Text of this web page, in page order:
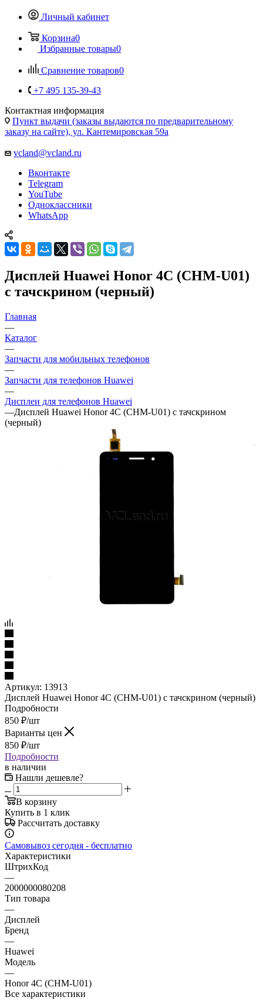
Личный кабинет
Корзина0
Избранные товары0
Сравнение товаров0
+7 495 135-39-43
Контактная информация
Пункт выдачи (заказы выдаются по предварительному
заказу на сайте), ул. Кантемировская 59а
vcland@vcland.ru
Вконтакте
Telegram
YouTube
Одноклассники
WhatsApp
Дисплей Huawei Honor 4C (CHM-U01)
c тачскрином (черный)
Главная
—
Каталог
—
Запчасти для мобильных телефонов
—
Запчасти для телефонов Huawei
—
Дисплеи для телефонов Huawei
—Дисплей Huawei Honor 4C (CHM-U01) c тачскрином
(черный)
Артикул: 13913
Дисплей Huawei Honor 4C (CHM-U01) c тачскрином (черный)
Подробности
850 ₽/шт
Варианты цен
850 ₽/шт
Подробности
в наличии
Нашли дешевле?
В корзину
Купить в 1 клик
Рассчитать доставку
Самовывоз сегодня - бесплатно
Характеристики
ШтрихКод
—
2000000080208
Тип товара
—
Дисплей
Бренд
—
Huawei
Модель
—
Honor 4C (CHM-U01)
Все характеристики